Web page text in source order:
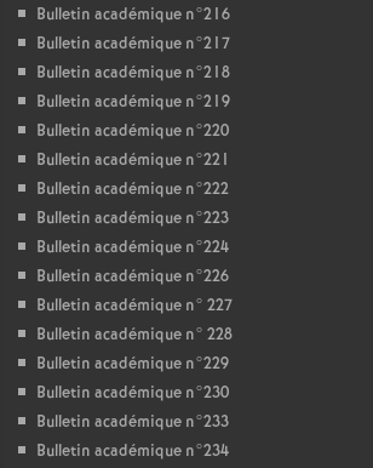
Bulletin académique n°216
Bulletin académique n°217
Bulletin académique n°218
Bulletin académique n°219
Bulletin académique n°220
Bulletin académique n°221
Bulletin académique n°222
Bulletin académique n°223
Bulletin académique n°224
Bulletin académique n°226
Bulletin académique n° 227
Bulletin académique n° 228
Bulletin académique n°229
Bulletin académique n°230
Bulletin académique n°233
Bulletin académique n°234